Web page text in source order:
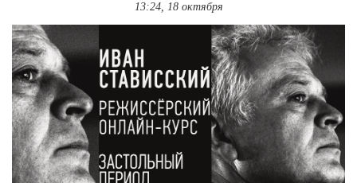
13:24, 18 октября